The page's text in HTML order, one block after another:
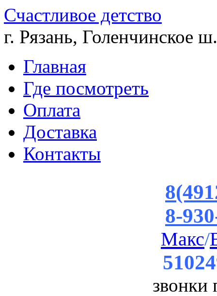
Счастливое детство
г. Рязань, Голенчинское
Главная
Где посмотреть
Оплата
Доставка
Контакты
8-
Макс/
звонки